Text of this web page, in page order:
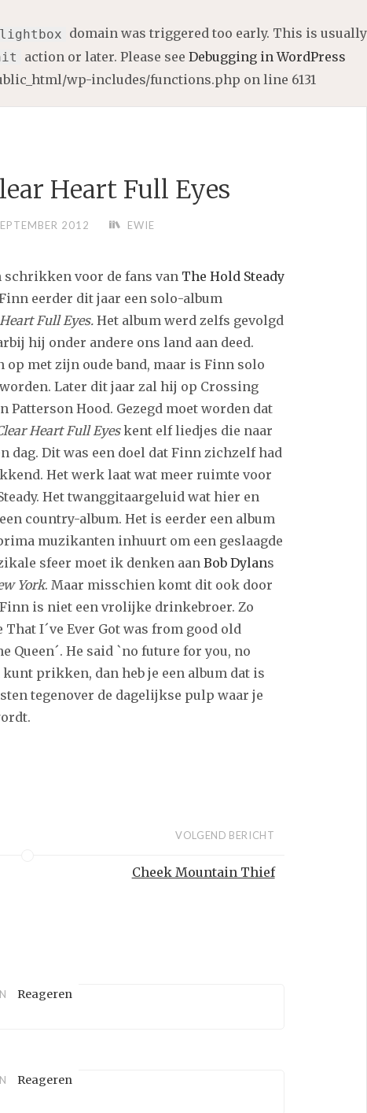
domain was triggered too early. This is usually
action or later. Please see Debugging in WordPress
wp-includes/functions.php on line 6131
Heart Full Eyes
2012 EWIE
schrikken voor de fans van The Hold Steady
eerder dit jaar een solo-album
Full Eyes.Het album werd zelfs gevolgd
hij onder andere ons land aan deed.
met zijn oude band, maar is Finn solo
Later dit jaar zal hij op Crossing
Patterson Hood. Gezegd moet worden dat
Heart Full Eyeskent elf liedjes die naar
dag. Dit was een doel dat Finn zichzelf had
Het werk laat wat meer ruimte voor
Het twanggitaargeluid wat hier en
country-album. Het is eerder een album
muzikanten inhuurt om een geslaagde
sfeer moet ik denken aanBob Dylans
York. Maar misschien komt dit ook door
is niet een vrolijke drinkebroer. Zo
I´ve Ever Got was from good old
Queen´. He said `no future for you, no
prikken, dan heb je een album dat is
tegenover de dagelijkse pulp waar je
VOLGEND BERICHT
Cheek Mountain Thief
Reageren
Reageren